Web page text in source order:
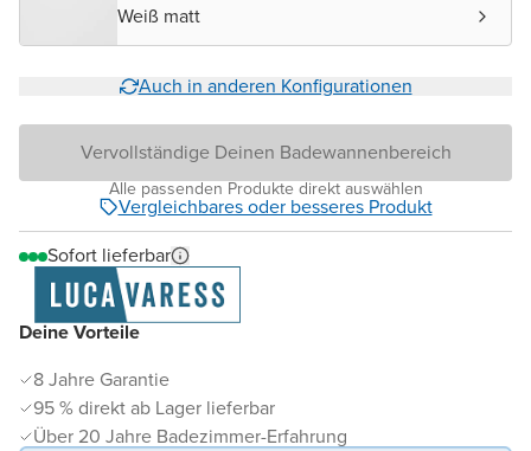
Deine Vorteile
8 Jahre Garantie
95 % direkt ab Lager lieferbar
Über 20 Jahre Badezimmer-Erfahrung
Weiß matt
Auch in anderen Konfigurationen
Vervollständige Deinen Badewannenbereich
Alle passenden Produkte direkt auswählen
Vergleichbares oder besseres Produkt
Sofort lieferbar